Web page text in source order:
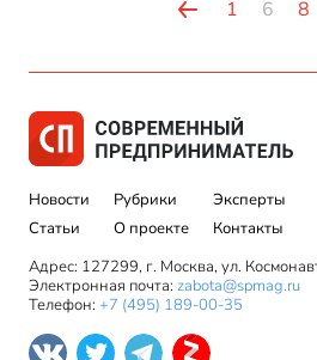
1 6 8
Новости
Статьи
Рубрики
О проекте
Эксперты
Контакты
Адрес: 127299, г. Москва, ул.
Электронная почта: zabota@spmag.ru
Телефон: +7 (495) 189-00-35